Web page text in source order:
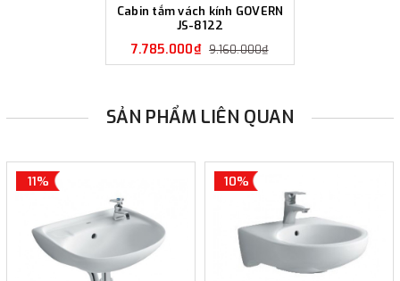
Cabin tắm vách kính GOVERN
JS-8122
7.785.000₫ 9.160.000₫
SẢN PHẨM LIÊN QUAN
11% 10%